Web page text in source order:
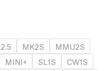
MK2S
MMU2S
MINI+ SL1S
CW1S